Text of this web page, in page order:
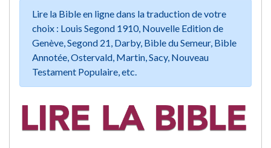
Lire la Bible en ligne dans la traduction de votre
choix : Louis Segond 1910, Nouvelle Edition de
Genève, Segond 21, Darby, Bible du Semeur, Bible
Annotée, Ostervald, Martin, Sacy, Nouveau
Testament Populaire, etc.